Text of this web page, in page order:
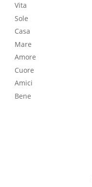
Vita
Sole
Casa
Mare
Amore
Cuore
Amici
Bene